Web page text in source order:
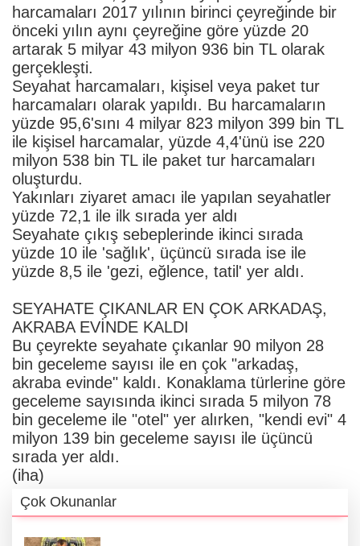
harcamaları 2017 yılının birinci çeyreğinde bir
önceki yılın aynı çeyreğine göre yüzde 20
artarak 5 milyar 43 milyon 936 bin TL olarak
gerçekleşti.
Seyahat harcamaları, kişisel veya paket tur
harcamaları olarak yapıldı. Bu harcamaların
yüzde 95,6'sını 4 milyar 823 milyon 399 bin TL
ile kişisel harcamalar, yüzde 4,4'ünü ise 220
milyon 538 bin TL ile paket tur harcamaları
oluşturdu.
Yakınları ziyaret amacı ile yapılan seyahatler
yüzde 72,1 ile ilk sırada yer aldı
Seyahate çıkış sebeplerinde ikinci sırada
yüzde 10 ile 'sağlık', üçüncü sırada ise ile
yüzde 8,5 ile 'gezi, eğlence, tatil' yer aldı.
SEYAHATE ÇIKANLAR EN ÇOK ARKADAŞ,
AKRABA EVİNDE KALDI
Bu çeyrekte seyahate çıkanlar 90 milyon 28
bin geceleme sayısı ile en çok "arkadaş,
akraba evinde" kaldı. Konaklama türlerine göre
geceleme sayısında ikinci sırada 5 milyon 78
bin geceleme ile "otel" yer alırken, "kendi evi" 4
milyon 139 bin geceleme sayısı ile üçüncü
sırada yer aldı.
(iha)
Çok Okunanlar